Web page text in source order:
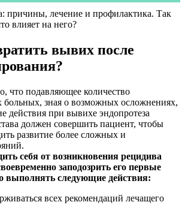
причины, лечение и профилактика. Так
влияет на него?
вывих после
что подавляющее количество
зная о возможных осложнениях,
действия при вывихе эндопротеза
должен совершить пациент, чтобы
развитие более сложных и
себя от возникновения рецидива
заподозрить его первые
выполнять следующие действия:
всех рекомендаций лечащего